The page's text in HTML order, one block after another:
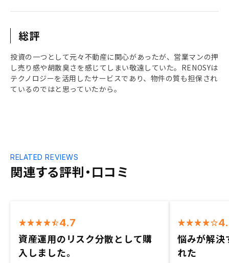
総評
投資の一つとして元々不動産に関心があったが、営業マンの押
し売り感や胡散臭さを感じてしまい敬遠していた。RENOSYは
テクノロジーを活用したサービスであり、物件の質も担保され
ているのではと思っていたから。
関連する評判・口コミ
RELATED REVIEWS
4.7
資産運用のリスク分散として購
入しました。
悩みが解決
れた